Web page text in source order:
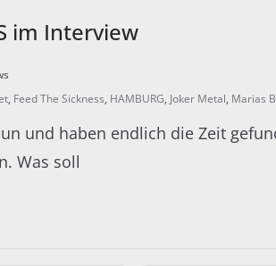
im Interview
, Feed The Sickness, HAMBURG, Joker Metal, Marias
und haben endlich die Zeit
Was soll